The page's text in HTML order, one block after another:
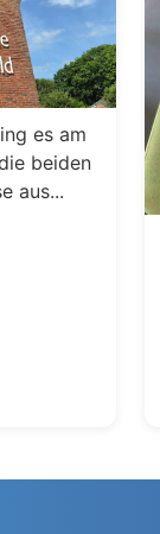
es am
beiden
aus...